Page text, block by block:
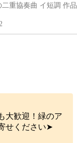
重協奏曲 イ短調 作品
大歓迎！緑のア
せください➤